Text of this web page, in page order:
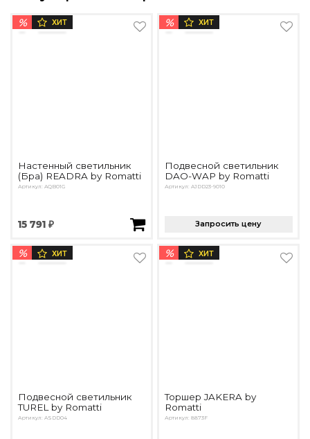
% ХИТ
Настенный светильник
(Бра) READRA by Romatti
Артикул: AQB01G
15 791 ₽
% ХИТ
Подвесной светильник
DAO-WAP by Romatti
Артикул: AJDD23-9010
Запросить цену
% ХИТ
Подвесной светильник
TUREL by Romatti
Артикул: ASDD04
% ХИТ
Торшер JAKERA by
Romatti
Артикул: 8873F